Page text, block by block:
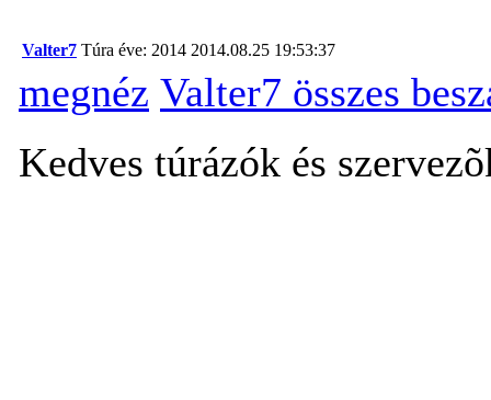
Valter7 Túra éve: 2014 2014.08.25 19:53:37
megnéz Valter7 összes
Kedves túrázók és